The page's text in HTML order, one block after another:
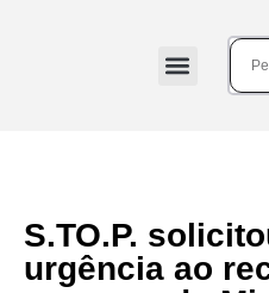
S.TO.P.
urgência ao